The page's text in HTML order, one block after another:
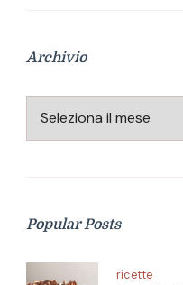
Archivio
Archivio
Popular Posts
ricette